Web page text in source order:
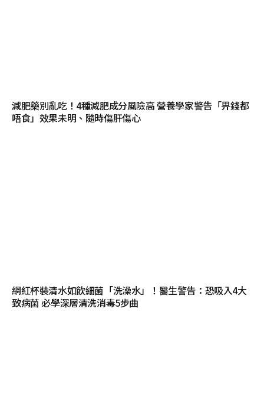
減肥藥別亂吃！4種減肥成分風險高 營養學家警告「畀錢都
唔食」效果未明、隨時傷肝傷心
網紅杯裝清水如飲細菌「洗澡水」！醫生警告：恐吸入4大
致病菌 必學深層清洗消毒5步曲